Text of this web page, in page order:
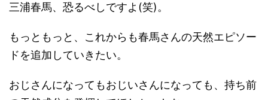
三浦春馬、恐るべしですよ(笑)。
もっともっと、これからも春馬さんの天然エピソー
ドを追加していきたい。
おじさんになってもおじいさんになっても、持ち前